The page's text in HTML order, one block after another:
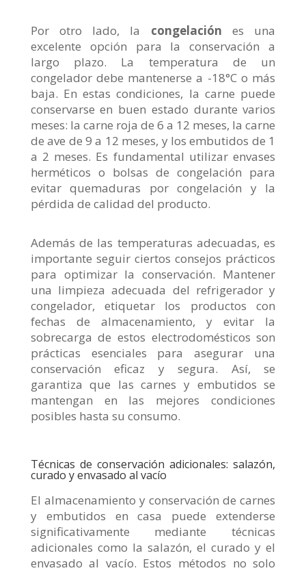
Por otro lado, la congelación es una
excelente opción para la conservación a
largo plazo. La temperatura de un
congelador debe mantenerse a -18°C o más
baja. En estas condiciones, la carne puede
conservarse en buen estado durante varios
meses: la carne roja de 6 a 12 meses, la carne
de ave de 9 a 12 meses, y los embutidos de 1
a 2 meses. Es fundamental utilizar envases
herméticos o bolsas de congelación para
evitar quemaduras por congelación y la
pérdida de calidad del producto.
Además de las temperaturas adecuadas, es
importante seguir ciertos consejos prácticos
para optimizar la conservación. Mantener
una limpieza adecuada del refrigerador y
congelador, etiquetar los productos con
fechas de almacenamiento, y evitar la
sobrecarga de estos electrodomésticos son
prácticas esenciales para asegurar una
conservación eficaz y segura. Así, se
garantiza que las carnes y embutidos se
mantengan en las mejores condiciones
posibles hasta su consumo.
Técnicas de conservación adicionales: salazón,
curado y envasado al vacío
El almacenamiento y conservación de carnes
y embutidos en casa puede extenderse
significativamente mediante técnicas
adicionales como la salazón, el curado y el
envasado al vacío. Estos métodos no solo